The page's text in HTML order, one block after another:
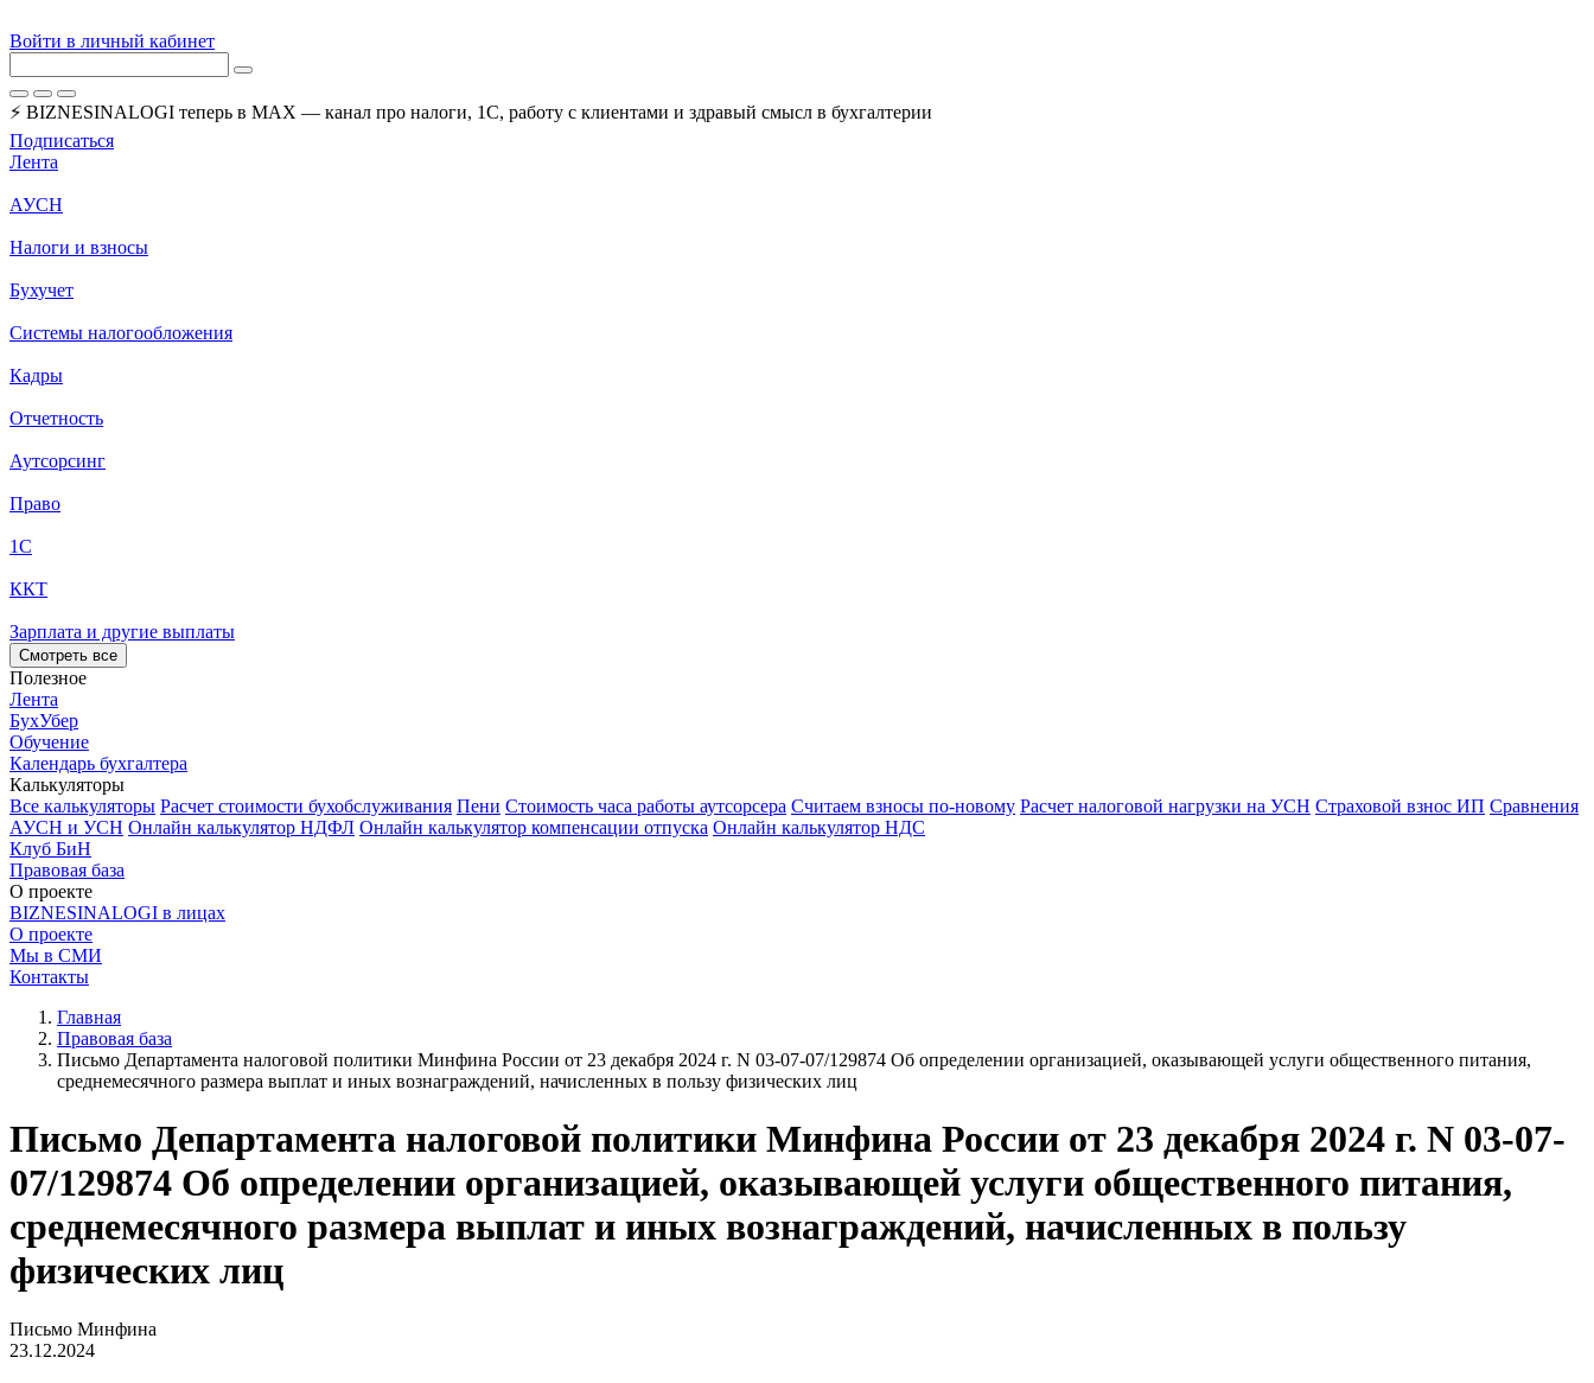
Войти в личный кабинет
⚡ BIZNESINALOGI теперь в MAX — канал про налоги, 1С, работу с клиентами и здравый смысл в бухгалтерии
Подписаться
Лента
АУСН
Налоги и взносы
Бухучет
Системы налогообложения
Кадры
Отчетность
Аутсорсинг
Право
1С
ККТ
Зарплата и другие выплаты
Смотреть все
Полезное
Лента
БухУбер
Обучение
Календарь бухгалтера
Калькуляторы
Все калькуляторы Расчет стоимости бухобслуживания Пени Стоимость часа работы аутсорсера Считаем взносы по-новому Расчет налоговой нагрузки на УСН Страховой взнос ИП Сравнения
АУСН и УСН Онлайн калькулятор НДФЛ Онлайн калькулятор компенсации отпуска Онлайн калькулятор НДС
Клуб БиН
Правовая база
О проекте
BIZNESINALOGI в лицах
О проекте
Мы в СМИ
Контакты
Главная
Правовая база
Письмо Департамента налоговой политики Минфина России от 23 декабря 2024 г. N 03-07-07/129874 Об определении организацией, оказывающей услуги общественного питания,
среднемесячного размера выплат и иных вознаграждений, начисленных в пользу физических лиц
Письмо Департамента налоговой политики Минфина России от 23 декабря 2024 г. N 03-07-
07/129874 Об определении организацией, оказывающей услуги общественного питания,
среднемесячного размера выплат и иных вознаграждений, начисленных в пользу
физических лиц
Письмо Минфина
23.12.2024